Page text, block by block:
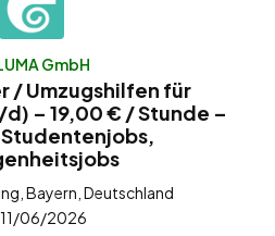
GmbH
/ Umzugshilfen für
– 19,00 € / Stunde –
Bayern, Deutschland
11/06/2026